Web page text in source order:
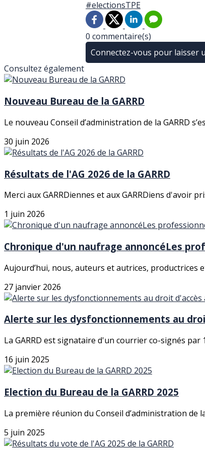
#electionsTPE
0 commentaire(s)
Connectez-vous pour laisser
Consultez également
Nouveau Bureau de la GARRD
Le nouveau Conseil d’administration de la GARRD
30 juin 2026
Résultats de l'AG 2026 de la GARRD
Merci aux GARRDiennes et aux GARRDiens d'avoir
1 juin 2026
Chronique d'un naufrage annoncéLes
Aujourd’hui, nous, auteurs et autrices, productrices
27 janvier 2026
Alerte sur les dysfonctionnements au
La GARRD est signataire d'un courrier co-signés
16 juin 2025
Election du Bureau de la GARRD 2025
La première réunion du Conseil d’administration de
5 juin 2025